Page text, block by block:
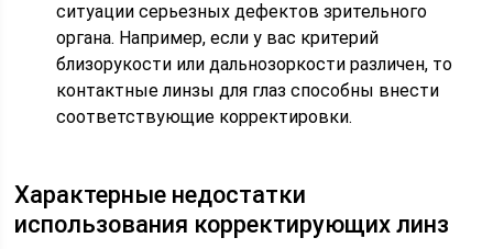
ситуации серьезных дефектов зрительного
органа. Например, если у вас критерий
близорукости или дальнозоркости различен, то
контактные линзы для глаз способны внести
соответствующие корректировки.
Характерные недостатки
использования корректирующих линз